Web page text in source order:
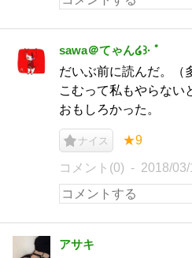
sawa＠てゃん໒꒱· ﾟ
だいぶ前に読んだ。（
こむって私もやらない
おもしろかった。
ナイス ★9
コメント(0) 2018/03/
アサキ